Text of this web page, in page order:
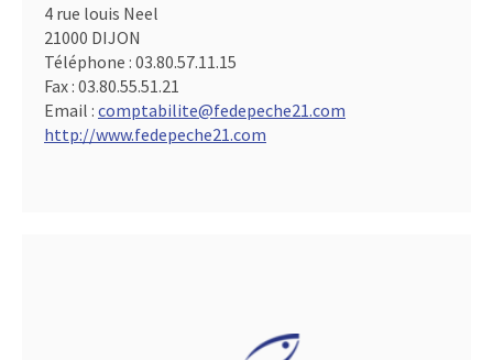
4 rue louis Neel
21000 DIJON
Téléphone : 03.80.57.11.15
Fax : 03.80.55.51.21
Email : comptabilite@fedepeche21.com
http://www.fedepeche21.com